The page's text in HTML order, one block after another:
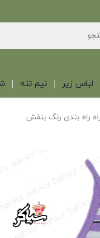
لباس زیر نیم تنه
راه بندی رنگ بنفش